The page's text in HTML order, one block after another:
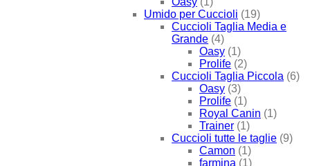
Umido per Cuccioli (19)
Cuccioli Taglia Media e
Grande (4)
Oasy (1)
Prolife (2)
Cuccioli Taglia Piccola (6)
Oasy (3)
Prolife (1)
Royal Canin (1)
Trainer (1)
Cuccioli tutte le taglie (9)
Camon (1)
farmina (1)